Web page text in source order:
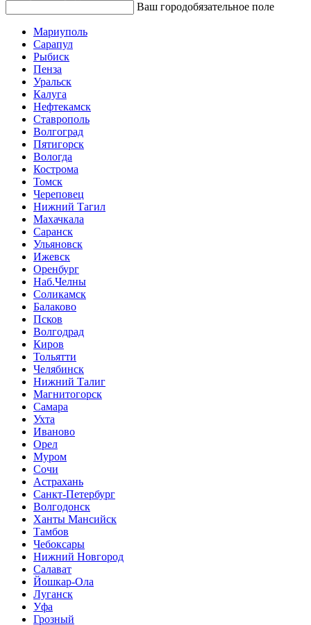
Ваш городобязательное поле
Мариуполь
Сарапул
Рыбиск
Пенза
Уральск
Калуга
Нефтекамск
Ставрополь
Волгоград
Пятигорск
Вологда
Кострома
Томск
Череповец
Нижний Тагил
Махачкала
Саранск
Ульяновск
Ижевск
Оренбург
Наб.Челны
Соликамск
Балаково
Псков
Волгодрад
Киров
Тольятти
Челябинск
Нижний Талиг
Магнитогорск
Самара
Ухта
Иваново
Орел
Муром
Сочи
Астрахань
Санкт-Петербург
Волгодонск
Ханты Мансийск
Тамбов
Чебоксары
Нижний Новгород
Салават
Йошкар-Ола
Луганск
Уфа
Грозный